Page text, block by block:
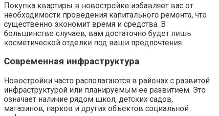
Покупка квартиры в новостройке избавляет вас от
необходимости проведения капитального ремонта, что
существенно экономит время и средства. В
большинстве случаев, вам достаточно будет лишь
косметической отделки под ваши предпочтения.
Современная инфраструктура
Новостройки часто располагаются в районах с развитой
инфраструктурой или планируемым ее развитием. Это
означает наличие рядом школ, детских садов,
магазинов, парков и других объектов социальной